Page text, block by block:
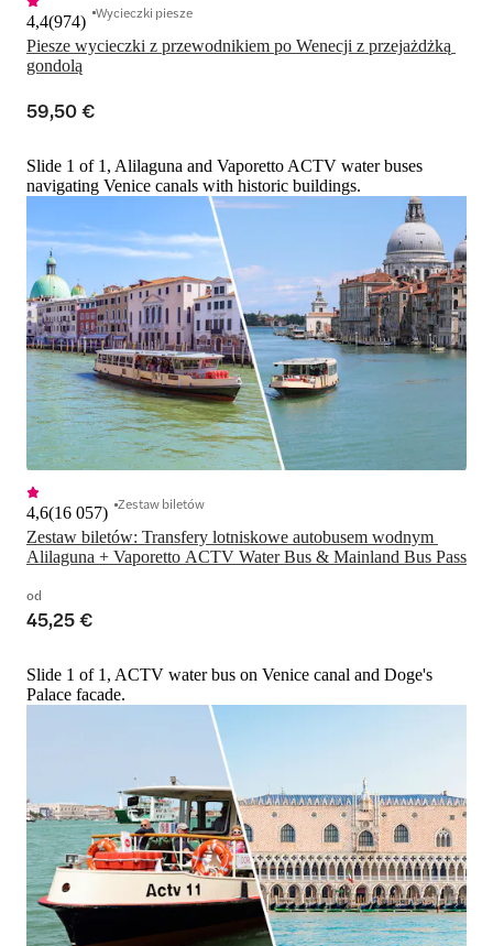
Piesze wycieczki z przewodnikiem po Wenecji z przejażdżką
gondolą
4,4(974) Wycieczki piesze
59,50 €
Slide 1 of 1, Alilaguna and Vaporetto ACTV water buses
navigating Venice canals with historic buildings.
Zestaw biletów: Transfery lotniskowe autobusem wodnym
Alilaguna + Vaporetto ACTV Water Bus & Mainland Bus Pass
4,6(16 057) Zestaw biletów
od
45,25 €
Slide 1 of 1, ACTV water bus on Venice canal and Doge's
Palace facade.